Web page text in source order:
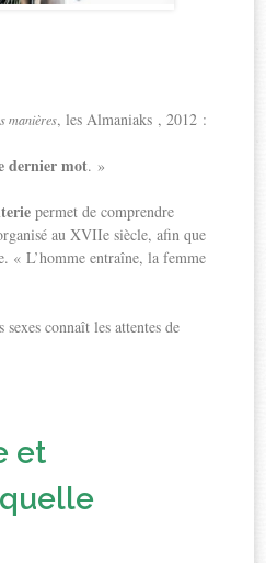
manières, les Almaniaks , 2012 :
dernier mot. »
permet de comprendre
au XVIIe siècle, afin que
« L’homme entraîne, la femme
sexes connaît les attentes de
et